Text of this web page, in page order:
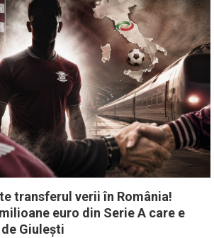
transferul verii în România!
euro din Serie A care e
Giulești